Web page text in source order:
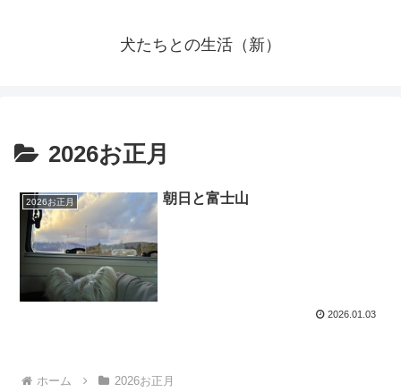
犬たちとの生活（新）
2026お正月
2026お正月 朝日と富士山
2026.01.03
ホーム 2026お正月